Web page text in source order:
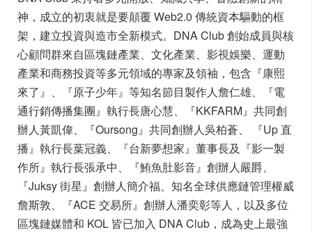
神，成立的初衷就是要顛覆 Web2.0 傳統資本驅動的框
架，建立投資與造市全新模式。 DNA Club 創始成員與核
心顧問群來自區塊鏈產業、文化產業、影視娛樂、運動
產業和商務投資等多元領域的專家及領袖，包含『康熙
來了』、『原子少年』等知名節目製作人詹仁雄、『電
通行銷傳播集團』執行長唐心慧、『KKFARM』共同創
辦人黃凱偉、『Oursong』共同創辦人吳柏蒼、 『Up 直
播』執行長葉冠義、『台新夢想家』董事長及『影一製
作所』執行長張承中、『鮪魚肚影音』創辦人嚴爵、
『Juksy 街星』創辦人簡介福、知名全球供應鏈管理權威
詹斯敦、『ACE 交易所』創辦人潘奕彰等人，以及多位
區塊鏈媒體和 KOL 皆已加入 DNA Club，成為史上最強